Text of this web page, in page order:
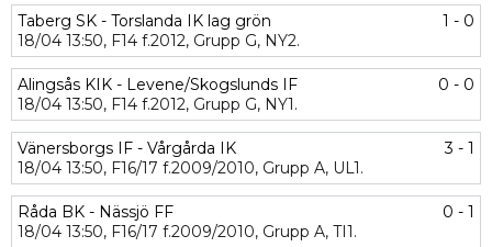
Taberg SK - Torslanda IK lag grön
1 - 0
18/04 13:50, F14 f.2012, Grupp G, NY2.
Alingsås KIK - Levene/Skogslunds IF
0 - 0
18/04 13:50, F14 f.2012, Grupp G, NY1.
Vänersborgs IF - Vårgårda IK
3 - 1
18/04 13:50, F16/17 f.2009/2010, Grupp A, UL1.
Råda BK - Nässjö FF
0 - 1
18/04 13:50, F16/17 f.2009/2010, Grupp A, TI1.